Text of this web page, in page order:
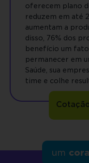
oferecem plano
reduzem em até
aumentam a
disso, 76% dos
benefício um
permanecer em
Saúde, sua
time e colhe
um